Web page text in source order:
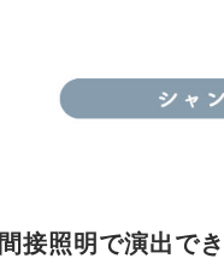
間接照明で演出で